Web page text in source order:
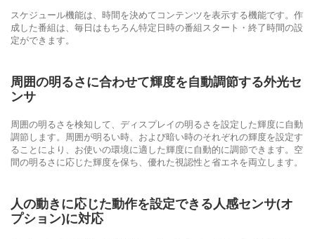
スケジュール機能は、時間を決めてコンテンツを表示する機能です。作
成した番組は、毎日はもちろん特定日時の番組スタート・終了時間の設
定ができます。
周囲の明るさに合わせて輝度を自動調節する外光セ
ンサ
周囲の明るさを検知して、ディスプレイの明るさを設定した輝度に自動
調節します。周囲が明るい時、および暗い時のそれぞれの輝度を設定す
ることにより、お使いの環境に適した輝度に自動的に調節できます。空
間の明るさに応じた輝度を保ち、優れた視認性と省エネを両立します。
人の動きに応じた動作を設定できる人感センサ(オ
プション)に対応